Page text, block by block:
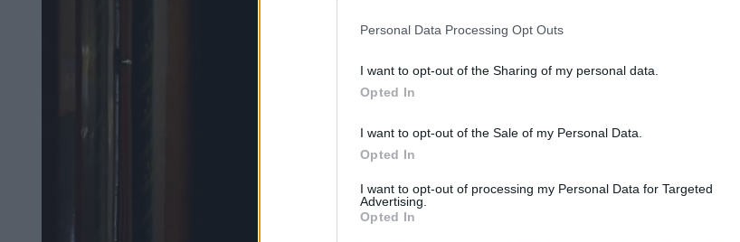
Personal Data Processing Opt Outs
I want to opt-out of the Sharing of my personal data.
Opted In
I want to opt-out of the Sale of my Personal Data.
Opted In
I want to opt-out of processing my Personal Data for Targeted
Advertising.
Opted In